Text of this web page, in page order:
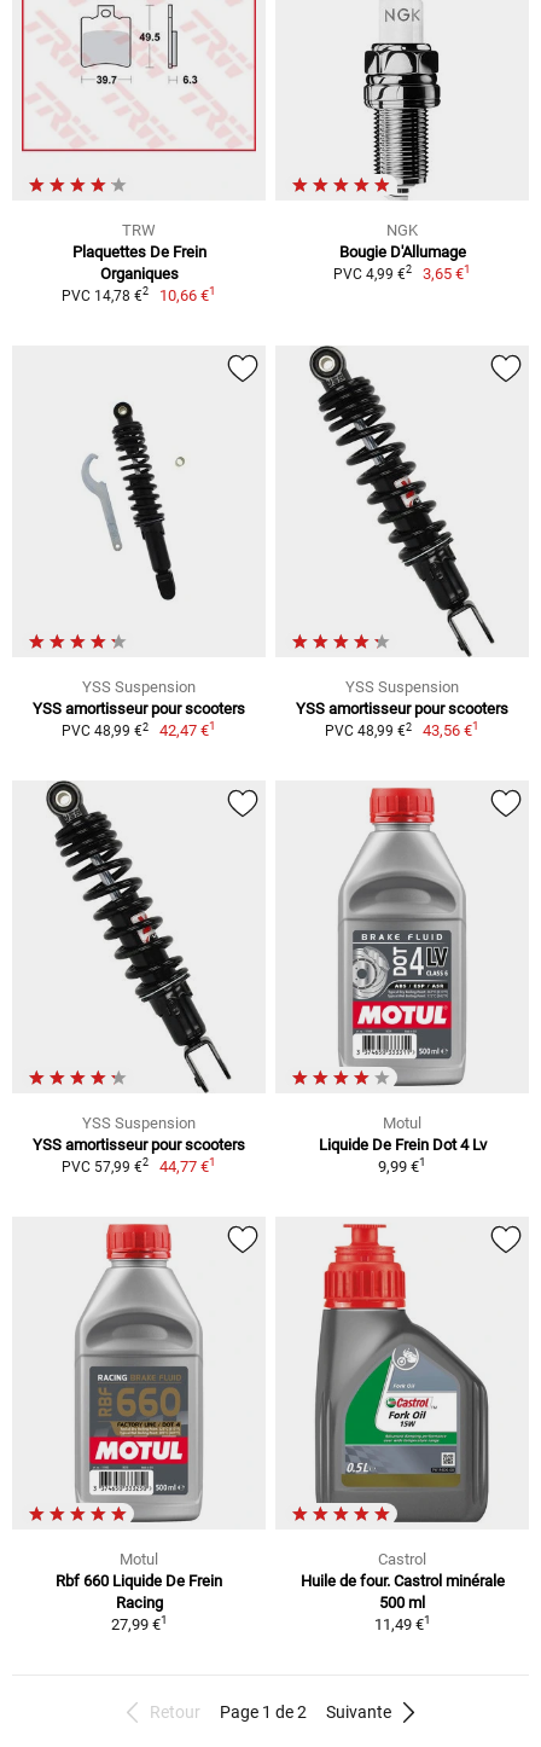
TRW
Plaquettes De Frein
Organiques
PVC 14,78 €2 10,66 €1
NGK
Bougie D'Allumage
PVC 4,99 €2 3,65 €1
YSS Suspension
YSS amortisseur pour scooters
PVC 48,99 €2 42,47 €1
YSS Suspension
YSS amortisseur pour scooters
PVC 48,99 €2 43,56 €1
YSS Suspension
YSS amortisseur pour scooters
PVC 57,99 €2 44,77 €1
Motul
Liquide De Frein Dot 4 Lv
9,99 €1
Motul
Rbf 660 Liquide De Frein
Racing
27,99 €1
Castrol
Huile de four. Castrol minérale
500 ml
11,49 €1
Retour Page 1 de 2 Suivante